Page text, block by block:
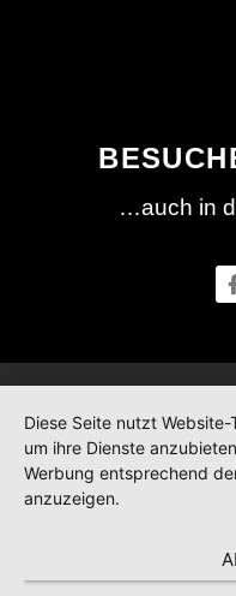
…auch in
Diese Seite nutzt
um ihre Dienste
Werbung entsprechend
anzuzeigen.